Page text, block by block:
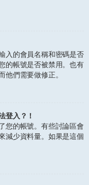
入的會員名稱和密碼是否
的帳號是否被禁用。也有
們需要做修正。
登入？！
您的帳號。有些討論區會
減少資料量。如果是這個